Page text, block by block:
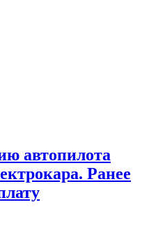
автопилота
Ранее